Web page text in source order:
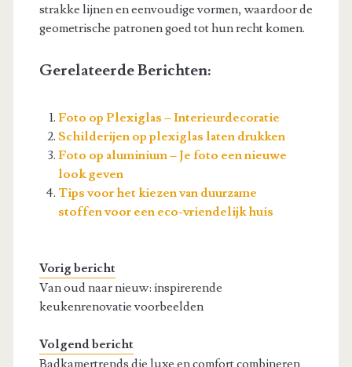
strakke lijnen en eenvoudige vormen, waardoor de
geometrische patronen goed tot hun recht komen.
Gerelateerde Berichten:
Foto op Plexiglas – Interieurdecoratie
Schilderijen op plexiglas laten drukken
Foto op aluminium – Je foto een nieuwe
look geven
Tips voor het kiezen van duurzame
stoffen voor een eco-vriendelijk huis
Vorig bericht
Van oud naar nieuw: inspirerende
keukenrenovatie voorbeelden
Volgend bericht